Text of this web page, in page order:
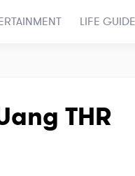
LIFE GUIDE
THR